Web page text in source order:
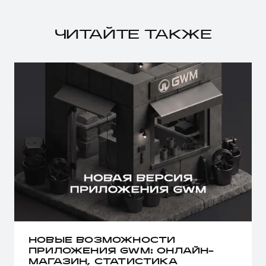
ЧИТАЙТЕ ТАКЖЕ
НОВЫЕ ВОЗМОЖНОСТИ
ПРИЛОЖЕНИЯ GWM: ОНЛАЙН-
МАГАЗИН, СТАТИСТИКА